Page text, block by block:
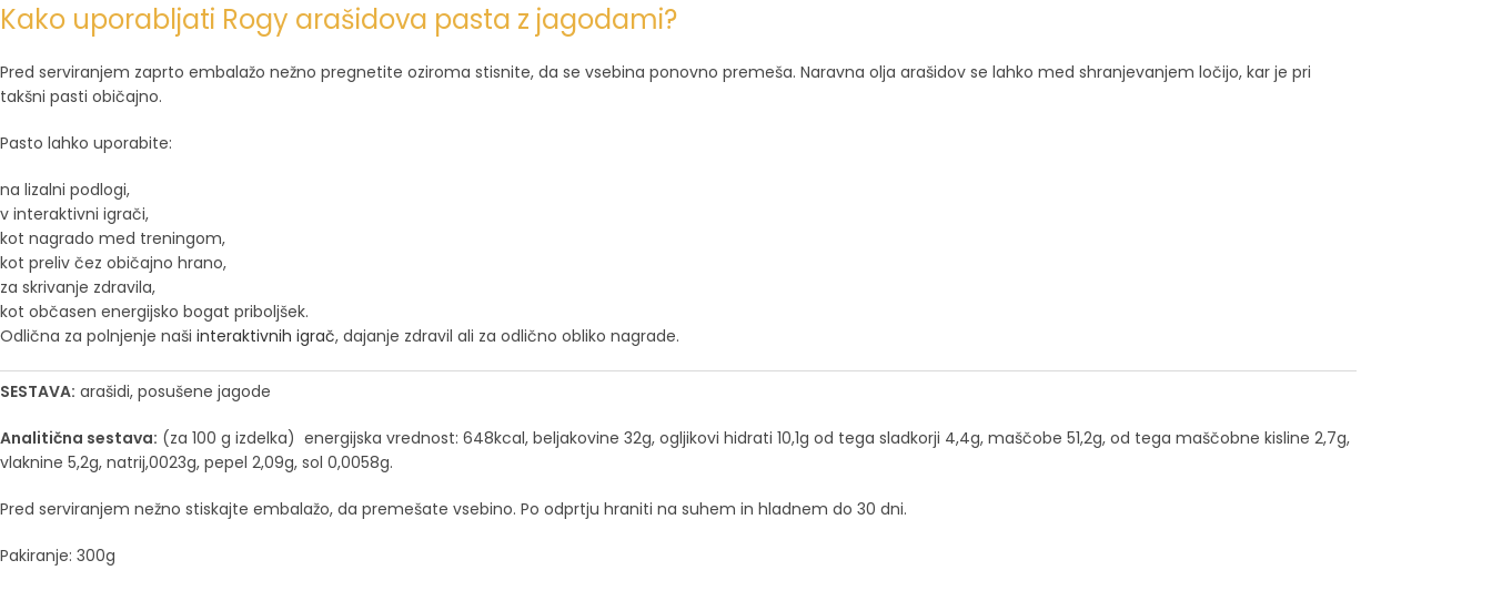
Kako uporabljati Rogy arašidova pasta z jagodami?
Pred serviranjem zaprto embalažo nežno pregnetite oziroma stisnite, da se vsebina ponovno premeša. Naravna olja arašidov se lahko med shranjevanjem ločijo, kar je pri
takšni pasti običajno.
Pasto lahko uporabite:
na lizalni podlogi,
v interaktivni igrači,
kot nagrado med treningom,
kot preliv čez običajno hrano,
za skrivanje zdravila,
kot občasen energijsko bogat priboljšek.
Odlična za polnjenje naši interaktivnih igrač, dajanje zdravil ali za odlično obliko nagrade.
SESTAVA: arašidi, posušene jagode
Analitična sestava: (za 100 g izdelka) energijska vrednost: 648kcal, beljakovine 32g, ogljikovi hidrati 10,1g od tega sladkorji 4,4g, maščobe 51,2g, od tega maščobne kisline 2,7g,
vlaknine 5,2g, natrij,0023g, pepel 2,09g, sol 0,0058g.
Pred serviranjem nežno stiskajte embalažo, da premešate vsebino. Po odprtju hraniti na suhem in hladnem do 30 dni.
Pakiranje: 300g